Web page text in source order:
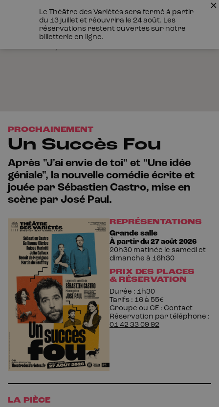
PROCHAINEMENT
Un Succès Fou
Après "J'ai envie de toi" et "Une idée
géniale", la nouvelle comédie écrite et
jouée par Sébastien Castro, mise en
scène par José Paul.
REPRÉSENTATIONS
Du2026-08-27 20:30:00
Grande salle
À partir du 27août2026
20h30 matinée le samedi et
dimanche à 16h30
PRIX DES PLACES
& RÉSERVATION
Durée : 1h30
Tarifs : 16 à 55€
Groupe ou CE : Contact
Réservation par téléphone :
01 42 33 09 92
LA PIÈCE
Le Théâtre des Variétés sera fermé à partir
du 13 juillet et réouvrira le 24 août. Les
réservations restent ouvertes sur notre
billetterie en ligne.